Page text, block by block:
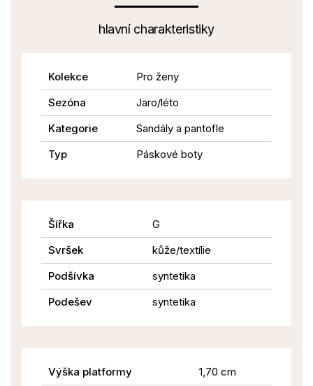
hlavní charakteristiky
Kolekce
Pro ženy
Sezóna
Jaro/léto
Kategorie
Sandály a pantofle
Typ
Páskové boty
Šířka
G
Svršek
kůže/textílie
Podšívka
syntetika
Podešev
syntetika
Výška platformy
1,70 cm